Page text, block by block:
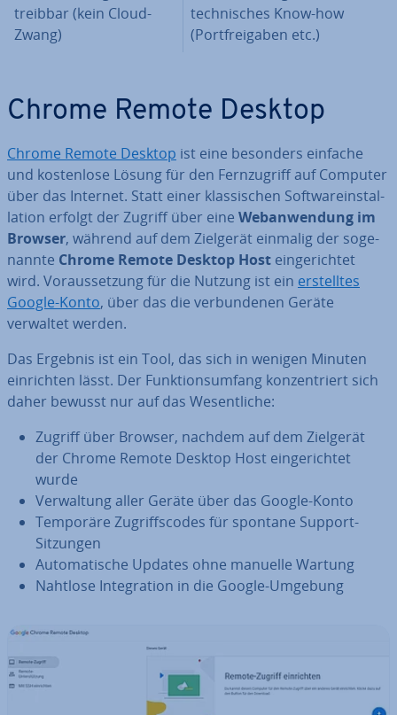
treib­bar (kein Cloud-
Zwang)
tech­ni­sches Know-how
(Port­frei­ga­ben etc.)
Chrome Remote Desktop
Chrome Remote Desktop ist eine besonders einfache
und kos­ten­lo­se Lösung für den Fern­zu­griff auf Computer
über das Internet. Statt einer klas­si­schen Soft­ware­instal­
la­ti­on erfolgt der Zugriff über eine Web­an­wen­dung im
Browser, während auf dem Zielgerät einmalig der so­ge­
nann­te Chrome Remote Desktop Host ein­ge­rich­tet
wird. Vor­aus­set­zung für die Nutzung ist ein er­stell­tes
Google-Konto, über das die ver­bun­de­nen Geräte
verwaltet werden.
Das Ergebnis ist ein Tool, das sich in wenigen Minuten
ein­rich­ten lässt. Der Funk­ti­ons­um­fang kon­zen­triert sich
daher bewusst nur auf das We­sent­li­che:
Zugriff über Browser, nachdem auf dem Zielgerät
der Chrome Remote Desktop Host ein­ge­rich­tet
wurde
Ver­wal­tung aller Geräte über das Google-Konto
Temporäre Zu­griffs­codes für spontane Support-
Sitzungen
Au­to­ma­ti­sche Updates ohne manuelle Wartung
Nahtlose In­te­gra­ti­on in die Google-Umgebung